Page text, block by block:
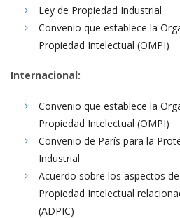
Ley de Propiedad Industrial
Convenio que establece la
Propiedad Intelectual (OMPI)
Internacional:
Convenio que establece la
Propiedad Intelectual (OMPI)
Convenio de París para la
Industrial
Acuerdo sobre los aspectos
Propiedad Intelectual
(ADPIC)